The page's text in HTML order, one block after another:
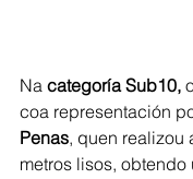
Na categoría Sub10,
coa representación
Penas, quen realizou
metros lisos, obtendo